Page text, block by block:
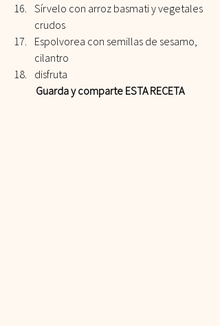
Sírvelo con arroz basmati y vegetales
crudos
Espolvorea con semillas de sesamo,
cilantro
disfruta
Guarda y comparte ESTA RECETA